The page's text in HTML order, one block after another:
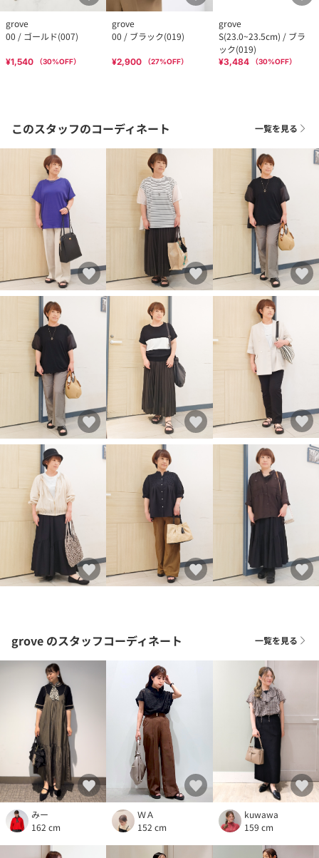
grove
00 / ゴールド(007)
¥1,540 （30%OFF）
grove
00 / ブラック(019)
¥2,900 （27%OFF）
grove
S(23.0~23.5cm) / ブラ
ック(019)
¥3,484 （30%OFF）
このスタッフのコーディネート 一覧を見る
grove のスタッフコーディネート 一覧を見る
みー
162 cm
ＷＡ
152 cm
kuwawa
159 cm